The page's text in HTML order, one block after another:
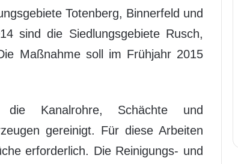
Totenberg, Binnerfeld und
sind die Siedlungsgebiete Rusch,
Maßnahme soll im Frühjahr 2015
Kanalrohre, Schächte und
gereinigt. Für diese Arbeiten
erforderlich. Die Reinigungs- und